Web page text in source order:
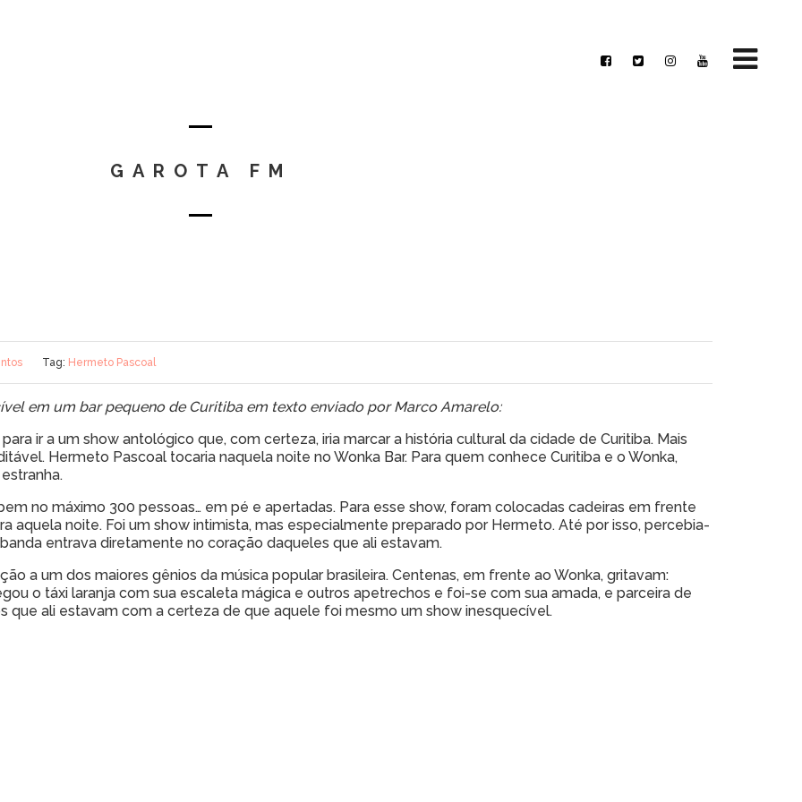
GAROTA FM
Tag: Hermeto Pascoal
em um bar pequeno de Curitiba em texto enviado por Marco Amarelo:
ir a um show antológico que, com certeza, iria marcar a história cultural da cidade de Curitiba. Mais
Hermeto Pascoal tocaria naquela noite no Wonka Bar. Para quem conhece Curitiba e o Wonka,
no máximo 300 pessoas… em pé e apertadas. Para esse show, foram colocadas cadeiras em frente
aquela noite. Foi um show intimista, mas especialmente preparado por Hermeto. Até por isso, percebia-
entrava diretamente no coração daqueles que ali estavam.
a um dos maiores gênios da música popular brasileira. Centenas, em frente ao Wonka, gritavam:
o táxi laranja com sua escaleta mágica e outros apetrechos e foi-se com sua amada, e parceira de
que ali estavam com a certeza de que aquele foi mesmo um show inesquecível.